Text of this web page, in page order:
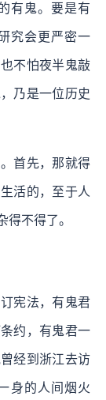
有鬼。要是有
究会更严密一
不怕夜半鬼敲
乃是一位历史
首先，那就得
活的，至于人
得不得了。
宪法，有鬼君
约，有鬼君一
经到浙江去访
身的人间烟火